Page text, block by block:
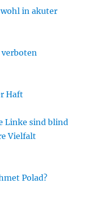
in akuter
Haft
Linke sind blind
Vielfalt
Polad?